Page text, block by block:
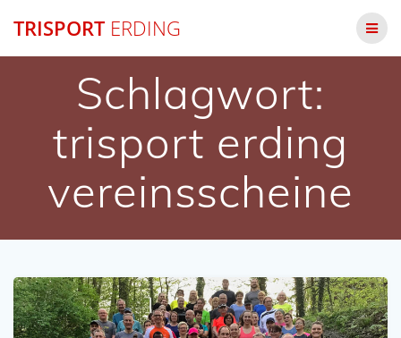
TRISPORTERDING
Schlagwort:
trisport erding
vereinsscheine